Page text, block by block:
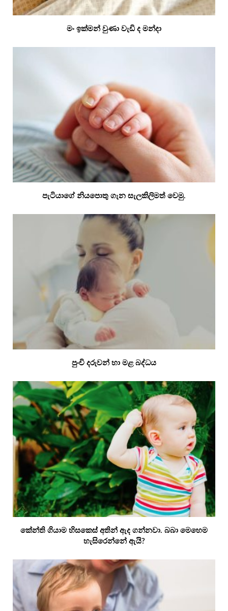
මං ඉක්මන් වුණා වැඩි ද මන්දා
පැටියාගේ නියපොතු ගැන සැලකිලිමත් වෙමු.
පුංචි දරුවන් හා මළ බද්ධය
කේන්ති ගියාම හිසකෙස් අතින් ඇද ගන්නවා. බබා මෙහෙම
හැසිරෙන්නේ ඇයි?